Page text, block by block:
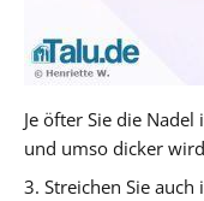
Je öfter Sie die
und umso dicker
3. Streichen Sie